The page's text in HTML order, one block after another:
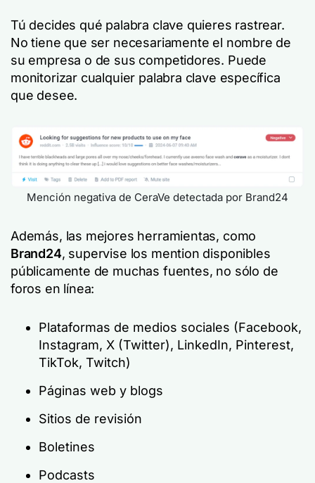
Tú decides qué palabra clave quieres rastrear.
No tiene que ser necesariamente el nombre de
su empresa o de sus competidores. Puede
monitorizar cualquier palabra clave específica
que desee.
Mención negativa de CeraVe detectada por Brand24
Además, las mejores herramientas, como
Brand24, supervise los mention disponibles
públicamente de muchas fuentes, no sólo de
foros en línea:
Plataformas de medios sociales (Facebook,
Instagram, X (Twitter), LinkedIn, Pinterest,
TikTok, Twitch)
Páginas web y blogs
Sitios de revisión
Boletines
Podcasts